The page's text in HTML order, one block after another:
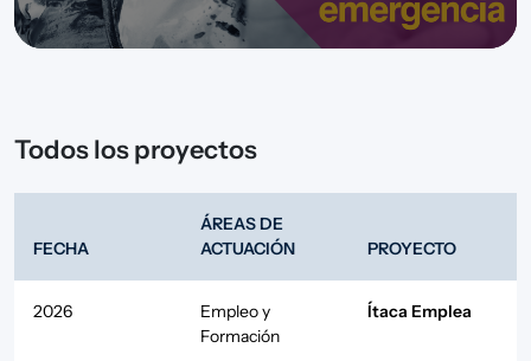
Todos los proyectos
FECHA
ÁREAS DE
ACTUACIÓN
PROYECTO
2026
Empleo y
Formación
Ítaca Emplea